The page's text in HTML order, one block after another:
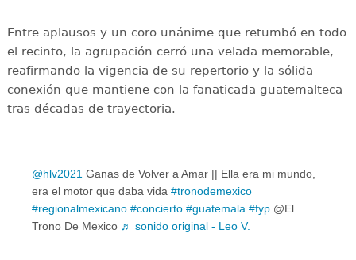
Entre aplausos y un coro unánime que retumbó en todo
el recinto, la agrupación cerró una velada memorable,
reafirmando la vigencia de su repertorio y la sólida
conexión que mantiene con la fanaticada guatemalteca
tras décadas de trayectoria.
@hlv2021 Ganas de Volver a Amar || Ella era mi mundo,
era el motor que daba vida #tronodemexico
#regionalmexicano #concierto #guatemala #fyp @El
Trono De Mexico ♬ sonido original - Leo V.